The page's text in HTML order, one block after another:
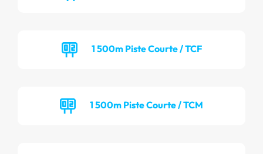
1 500m Piste Courte / TCF
1 500m Piste Courte / TCM